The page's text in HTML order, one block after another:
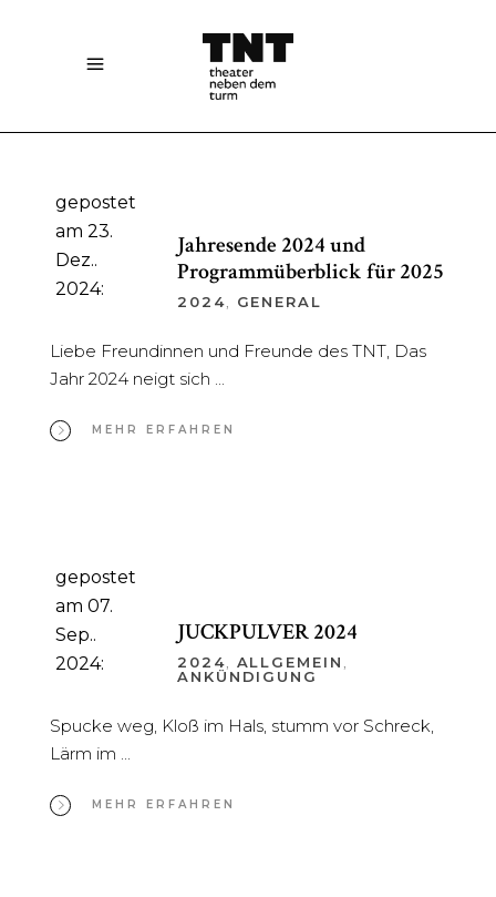
gepostet
am 23.
Dez..
2024:
Jahresende 2024 und
Programmüberblick für 2025
2024 GENERAL
Liebe Freundinnen und Freunde des TNT, Das
Jahr 2024 neigt sich
MEHR ERFAHREN
gepostet
am 07.
Sep..
2024:
JUCKPULVER 2024
2024 ALLGEMEIN
ANKÜNDIGUNG
Spucke weg, Kloß im Hals, stumm vor Schreck,
Lärm im
MEHR ERFAHREN